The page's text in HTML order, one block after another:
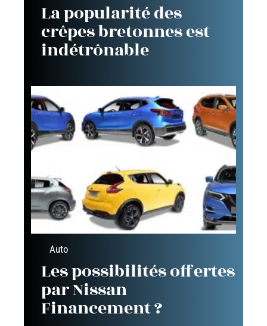
La popularité des
crêpes bretonnes est
indétrônable
Auto
Les possibilités offertes
par Nissan
Financement ?